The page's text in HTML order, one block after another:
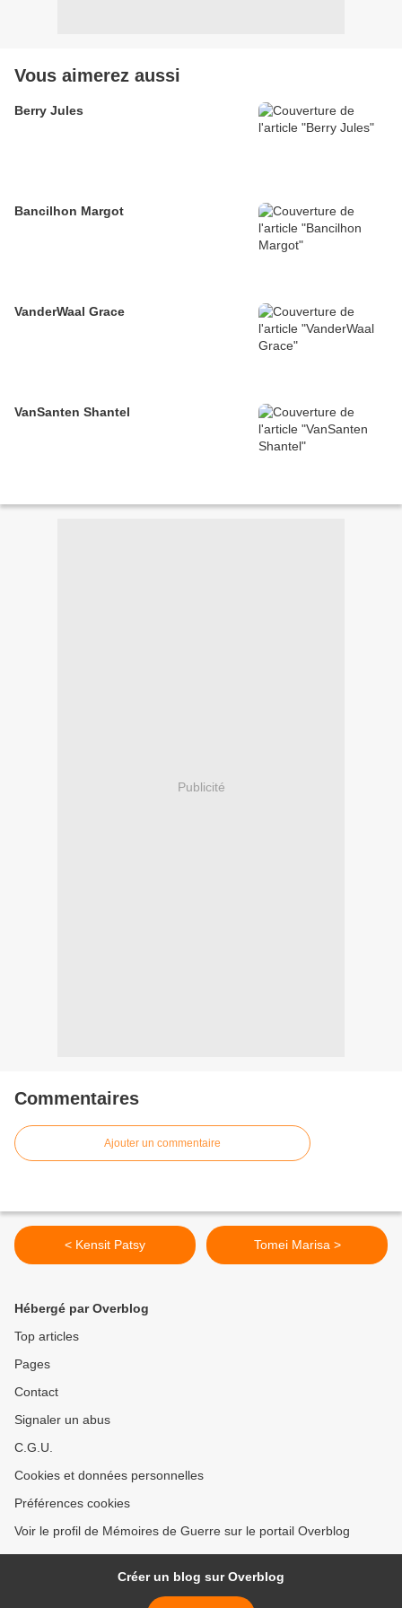
Vous aimerez aussi
Berry Jules
Bancilhon Margot
VanderWaal Grace
VanSanten Shantel
Publicité
Commentaires
Ajouter un commentaire
< Kensit Patsy Tomei Marisa >
Hébergé par Overblog
Top articles
Pages
Contact
Signaler un abus
C.G.U.
Cookies et données personnelles
Préférences cookies
Voir le profil de Mémoires de Guerre sur le portail Overblog
Créer un blog sur Overblog